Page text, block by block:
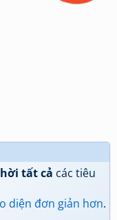
tất cả các tiêu
diện đơn giản hơn.